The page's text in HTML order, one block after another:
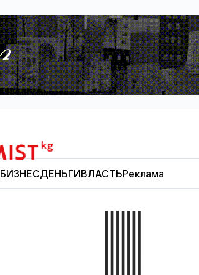
БИЗНЕСДЕНЬГИВЛАСТЬРеклама